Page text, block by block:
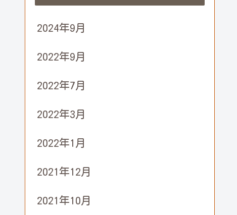
2024年9月
2022年9月
2022年7月
2022年3月
2022年1月
2021年12月
2021年10月